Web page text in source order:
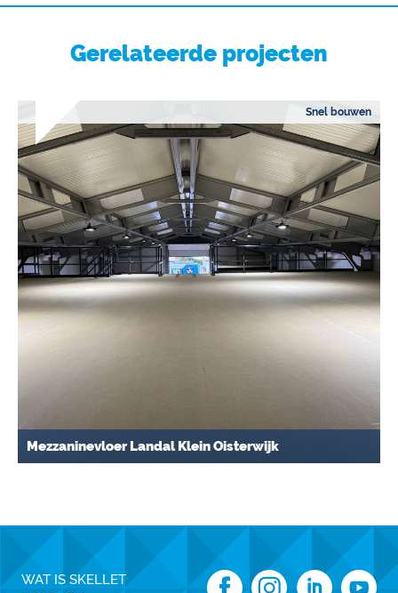
Gerelateerde projecten
Snel bouwen
Mezzaninevloer Landal Klein Oisterwijk
WAT IS SKELLET